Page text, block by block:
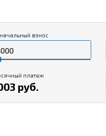
взнос
платеж
руб.